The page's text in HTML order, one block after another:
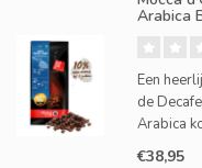
Arabica
Een
de
Arabica
€38,95